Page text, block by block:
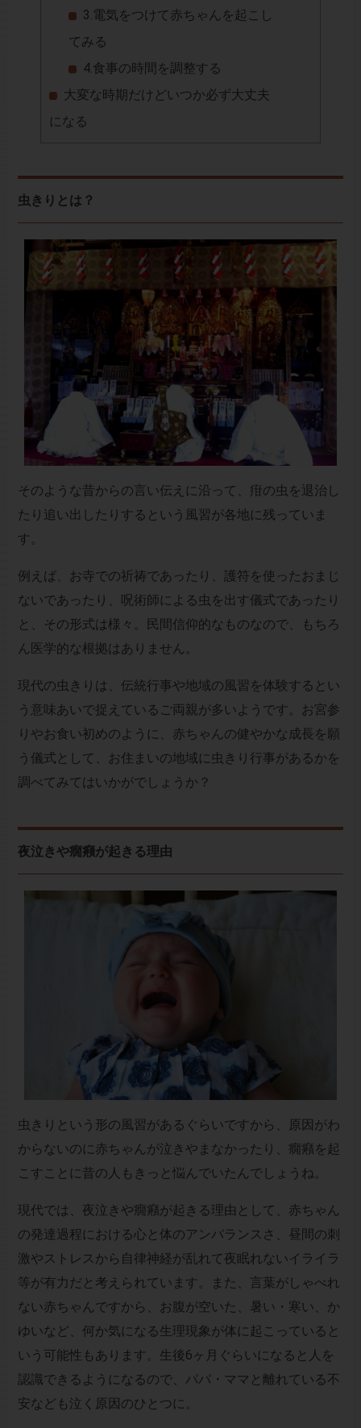
3.電気をつけて赤ちゃんを起こし
てみる
4.食事の時間を調整する
大変な時期だけどいつか必ず大丈夫
になる
虫きりとは？
そのような昔からの言い伝えに沿って、疳の虫を退治し
たり追い出したりするという風習が各地に残っていま
す。
例えば、お寺での祈祷であったり、護符を使ったおまじ
ないであったり、呪術師による虫を出す儀式であったり
と、その形式は様々。民間信仰的なものなので、もちろ
ん医学的な根拠はありません。
現代の虫きりは、伝統行事や地域の風習を体験するとい
う意味あいで捉えているご両親が多いようです。お宮参
りやお食い初めのように、赤ちゃんの健やかな成長を願
う儀式として、お住まいの地域に虫きり行事があるかを
調べてみてはいかがでしょうか？
夜泣きや癇癪が起きる理由
虫きりという形の風習があるぐらいですから、原因がわ
からないのに赤ちゃんが泣きやまなかったり、癇癪を起
こすことに昔の人もきっと悩んでいたんでしょうね。
現代では、夜泣きや癇癪が起きる理由として、赤ちゃん
の発達過程における心と体のアンバランスさ、昼間の刺
激やストレスから自律神経が乱れて夜眠れないイライラ
等が有力だと考えられています。また、言葉がしゃべれ
ない赤ちゃんですから、お腹が空いた、暑い・寒い、か
ゆいなど、何か気になる生理現象が体に起こっていると
いう可能性もあります。生後6ヶ月ぐらいになると人を
認識できるようになるので、パパ・ママと離れている不
安なども泣く原因のひとつに。